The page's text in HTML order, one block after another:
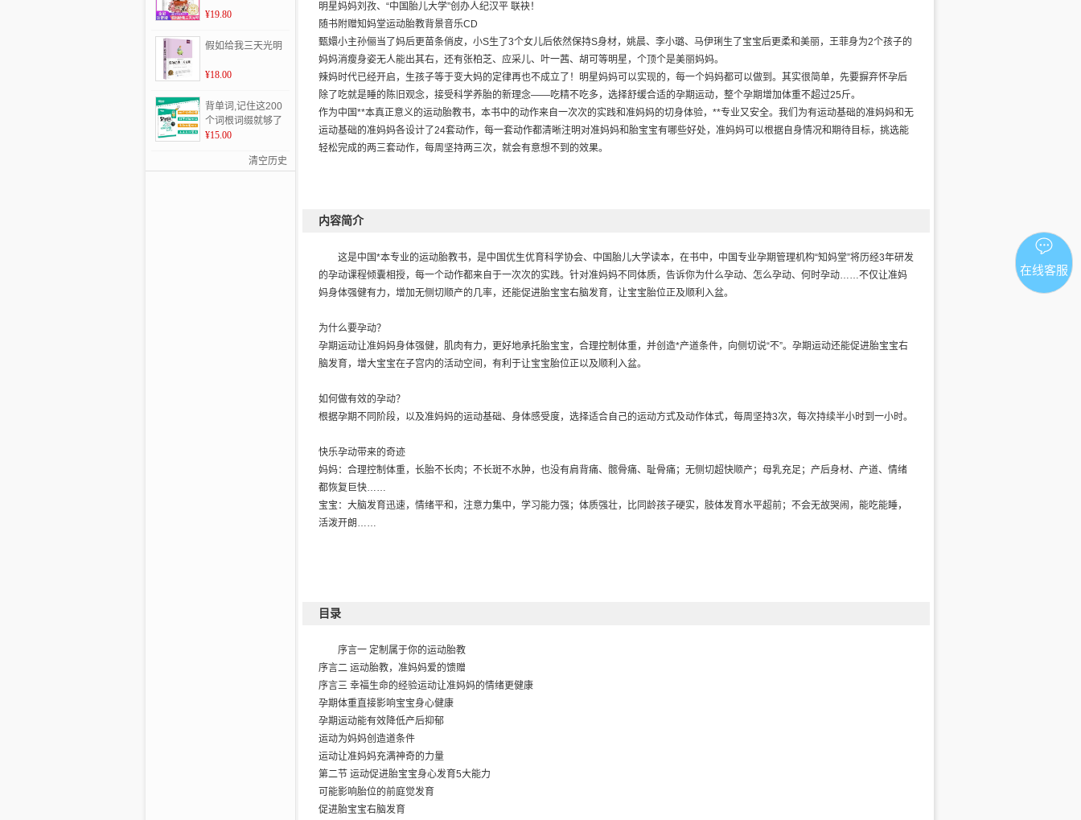
¥19.80
假如给我三天光明
¥18.00
背单词,记住这200
个词根词缀就够了
¥15.00
清空历史
明星妈妈刘孜、“中国胎儿大学”创办人纪汉平 联袂！
随书附赠知妈堂运动胎教背景音乐CD
甄嬛小主孙俪当了妈后更苗条俏皮，小S生了3个女儿后依然保持S身材，姚晨、李小璐、马伊琍生了宝宝后更柔和美丽，王菲身为2个孩子的
妈妈消瘦身姿无人能出其右，还有张柏芝、应采儿、叶一茜、胡可等明星，个顶个是美丽妈妈。
辣妈时代已经开启，生孩子等于变大妈的定律再也不成立了！明星妈妈可以实现的，每一个妈妈都可以做到。其实很简单，先要摒弃怀孕后
除了吃就是睡的陈旧观念，接受科学养胎的新理念——吃精不吃多，选择舒缓合适的孕期运动，整个孕期增加体重不超过25斤。
作为中国**本真正意义的运动胎教书，本书中的动作来自一次次的实践和准妈妈的切身体验，**专业又安全。我们为有运动基础的准妈妈和无
运动基础的准妈妈各设计了24套动作，每一套动作都清晰注明对准妈妈和胎宝宝有哪些好处，准妈妈可以根据自身情况和期待目标，挑选能
轻松完成的两三套动作，每周坚持两三次，就会有意想不到的效果。
内容简介
这是中国*本专业的运动胎教书，是中国优生优育科学协会、中国胎儿大学读本，在书中，中国专业孕期管理机构“知妈堂”将历经3年研发
的孕动课程倾囊相授，每一个动作都来自于一次次的实践。针对准妈妈不同体质，告诉你为什么孕动、怎么孕动、何时孕动……不仅让准妈
妈身体强健有力，增加无侧切顺产的几率，还能促进胎宝宝右脑发育，让宝宝胎位正及顺利入盆。
为什么要孕动？
孕期运动让准妈妈身体强健，肌肉有力，更好地承托胎宝宝，合理控制体重，并创造*产道条件，向侧切说“不”。孕期运动还能促进胎宝宝右
脑发育，增大宝宝在子宫内的活动空间，有利于让宝宝胎位正以及顺利入盆。
如何做有效的孕动？
根据孕期不同阶段，以及准妈妈的运动基础、身体感受度，选择适合自己的运动方式及动作体式，每周坚持3次，每次持续半小时到一小时。
快乐孕动带来的奇迹
妈妈：合理控制体重，长胎不长肉；不长斑不水肿，也没有肩背痛、髋骨痛、耻骨痛；无侧切超快顺产；母乳充足；产后身材、产道、情绪
都恢复巨快……
宝宝：大脑发育迅速，情绪平和，注意力集中，学习能力强；体质强壮，比同龄孩子硬实，肢体发育水平超前；不会无故哭闹，能吃能睡，
活泼开朗……
目录
序言一 定制属于你的运动胎教
序言二 运动胎教，准妈妈爱的馈赠
序言三 幸福生命的经验运动让准妈妈的情绪更健康
孕期体重直接影响宝宝身心健康
孕期运动能有效降低产后抑郁
运动为妈妈创造道条件
运动让准妈妈充满神奇的力量
第二节 运动促进胎宝宝身心发育5大能力
可能影响胎位的前庭觉发育
促进胎宝宝右脑发育
在线客服